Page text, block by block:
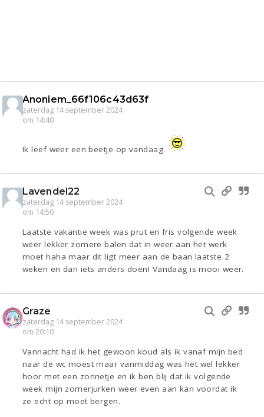
Anoniem_66f106c43d63f
zaterdag 14 september 2024
om 14:40
Ik leef weer een beetje op vandaag.
Lavendel22
zaterdag 14 september 2024
om 14:50
Laatste vakantie week was prut en fris volgende week
weer lekker zomere balen dat in weer aan het werk
moet haha maar dit ligt meer aan de baan laatste 2
weken en dan iets anders doen! Vandaag is mooi weer.
Graze
zaterdag 14 september 2024
om 20:10
Vannacht had ik het gewoon koud als ik vanaf mijn bed
naar de wc moest maar vanmiddag was het wel lekker
hoor met een zonnetje en ik ben blij dat ik volgende
week mijn zomerjurken weer even aan kan voordat ik
ze echt op moet bergen.